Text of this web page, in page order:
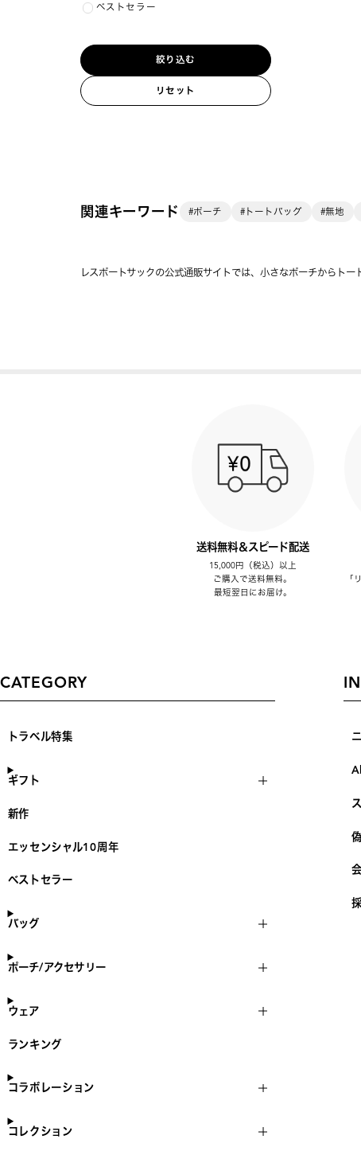
ベストセラー
絞り込む
リセット
関連キーワード #ポーチ #トートバッグ #無地
レスポートサックの公式通販サイトでは、小さなポーチからト
送料無料＆スピード配送
15,000円（税込）以上
ご購入で送料無料。
最短翌日にお届け。
「
CATEGORY
トラベル特集
ギフト
新作
エッセンシャル10周年
ベストセラー
バッグ
ポーチ/アクセサリー
ウェア
ランキング
コラボレーション
コレクション